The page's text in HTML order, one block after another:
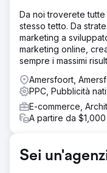
pagamento con un
flusso sostenibile di
organici.
Risultato
+157% traffico
Vai
Da noi troverete
stesso tetto. Da
marketing a
marketing online,
sempre i massimi
Amersfoort,
PPC, Pubblicità
E-commerce,
A partire da $1,000
Sei